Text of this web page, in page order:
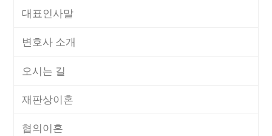
대표인사말
변호사 소개
오시는 길
재판상이혼
협의이혼